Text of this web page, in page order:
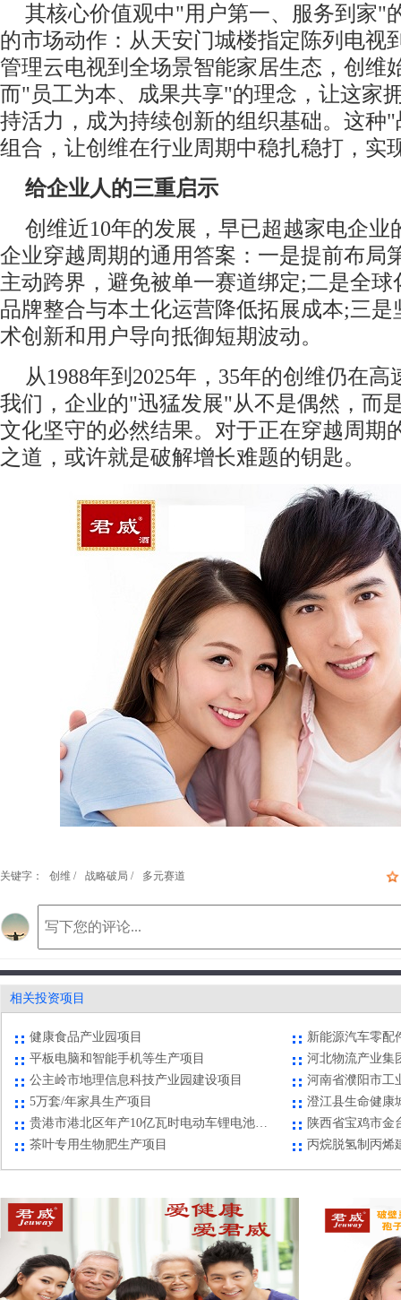
其核心价值观中"用户第一、服务到家"
的市场动作：从天安门城楼指定陈列电视
管理云电视到全场景智能家居生态，创维
而"员工为本、成果共享"的理念，让这家
持活力，成为持续创新的组织基础。这种
组合，让创维在行业周期中稳扎稳打，实
给企业人的三重启示
创维近10年的发展，早已超越家电企业
企业穿越周期的通用答案：一是提前布局
主动跨界，避免被单一赛道绑定;二是全
品牌整合与本土化运营降低拓展成本;三
术创新和用户导向抵御短期波动。
从1988年到2025年，35年的创维仍在
我们，企业的"迅猛发展"从不是偶然，而
文化坚守的必然结果。对于正在穿越周期
之道，或许就是破解增长难题的钥匙。
关键字： 创维 / 战略破局 / 多元赛道
相关投资项目
5万套/年家具生产项目
澄江县生命健康
茶叶专用生物肥生产项目
水城经开区高端彩印包装项目
平板电脑和智能手机等生产项目
河北物流产业集
公主岭市地理信息科技产业园建设项目
5万套/年家具生产项目
澄江县生命健康
陕西省宝鸡市金
茶叶专用生物肥生产项目
丙烷脱氢制丙烯
贵安新区手机摄像头制造项目
德阳市高新区三
临夏县北塬特色农产品展示批发销售中心建设项目